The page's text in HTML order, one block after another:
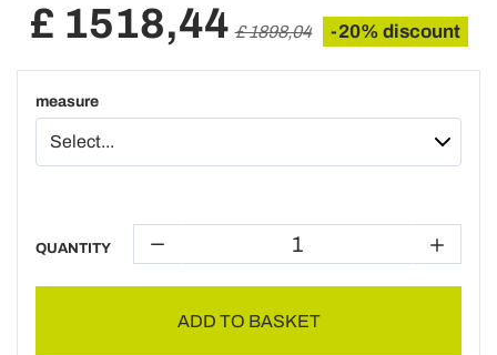
£ 1518,44 £ 1898,04 -20% discount
measure
QUANTITY
ADD TO BASKET